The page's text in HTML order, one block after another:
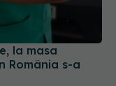
România s-a